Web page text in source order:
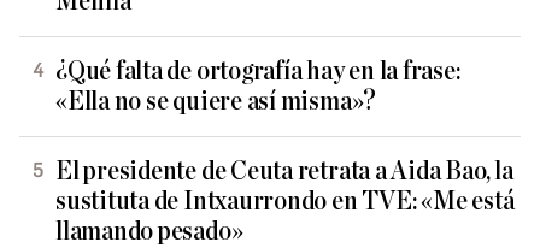
¿Qué falta de ortografía hay en la frase:
«Ella no se quiere así misma»?
El presidente de Ceuta retrata a Aida Bao, la
sustituta de Intxaurrondo en TVE: «Me está
llamando pesado»